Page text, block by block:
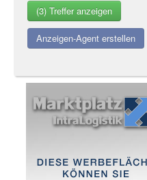
Anzeigen-Agent erstellen